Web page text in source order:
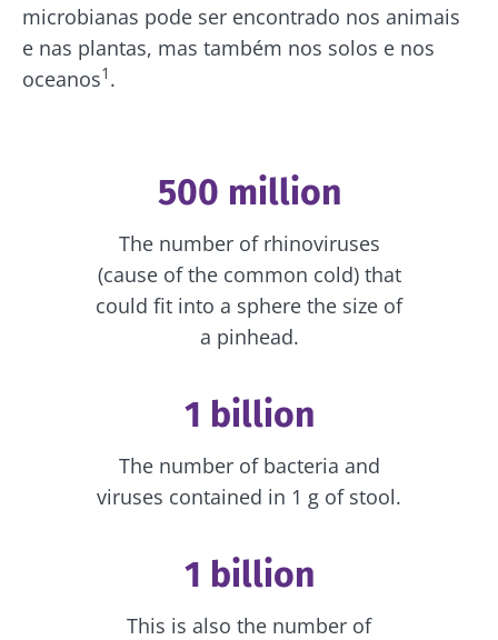
microbianas pode ser encontrado nos animais
e nas plantas, mas também nos solos e nos
oceanos1 .
500 million
The number of rhinoviruses
(cause of the common cold) that
could fit into a sphere the size of
a pinhead.
1 billion
The number of bacteria and
viruses contained in 1 g of stool.
1 billion
This is also the number of